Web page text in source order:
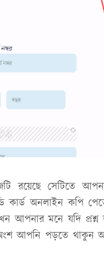
রয়েছে সেটিতে
অনলাইন কপি
আপনার মনে যদি
অংশ আপনি পড়তে থাকুন